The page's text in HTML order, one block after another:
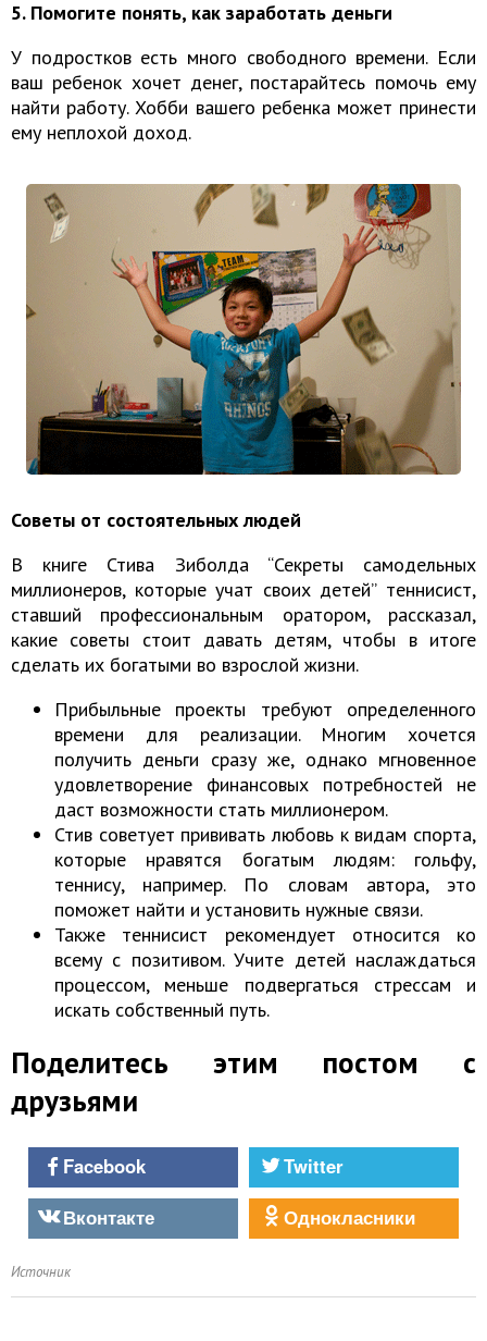
5. Помогите понять, как заработать деньги
У подростков есть много свободного времени. Если
ваш ребенок хочет денег, постарайтесь помочь ему
найти работу. Хобби вашего ребенка может принести
ему неплохой доход.
Советы от состоятельных людей
В книге Стива Зиболда “Секреты самодельных
миллионеров, которые учат своих детей” теннисист,
ставший профессиональным оратором, рассказал,
какие советы стоит давать детям, чтобы в итоге
сделать их богатыми во взрослой жизни.
Прибыльные проекты требуют определенного
времени для реализации. Многим хочется
получить деньги сразу же, однако мгновенное
удовлетворение финансовых потребностей не
даст возможности стать миллионером.
Стив советует прививать любовь к видам спорта,
которые нравятся богатым людям: гольфу,
теннису, например. По словам автора, это
поможет найти и установить нужные связи.
Также теннисист рекомендует относится ко
всему с позитивом. Учите детей наслаждаться
процессом, меньше подвергаться стрессам и
искать собственный путь.
Поделитесь этим постом с
друзьями
Facebook
Twitter
Вконтакте
Однокласники
Источник